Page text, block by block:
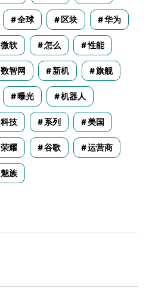
全球 区块 华为
微软 怎么 性能
数智网 新机 旗舰
曝光 机器人
科技 系列 美国
荣耀 谷歌 运营商
魅族